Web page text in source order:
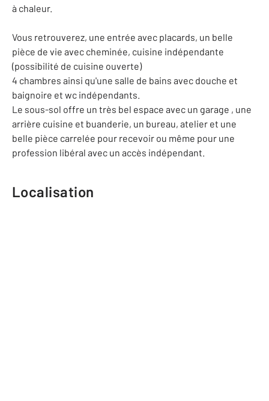
à chaleur.
Vous retrouverez, une entrée avec placards, un belle
pièce de vie avec cheminée, cuisine indépendante
(possibilité de cuisine ouverte)
4 chambres ainsi qu'une salle de bains avec douche et
baignoire et wc indépendants.
Le sous-sol offre un très bel espace avec un garage , une
arrière cuisine et buanderie, un bureau, atelier et une
belle pièce carrelée pour recevoir ou même pour une
profession libéral avec un accès indépendant.
Localisation